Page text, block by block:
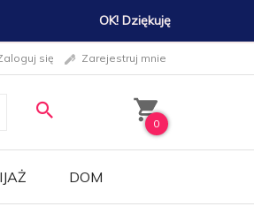
OK! Dziękuję
się Zarejestruj mnie
0
DOM